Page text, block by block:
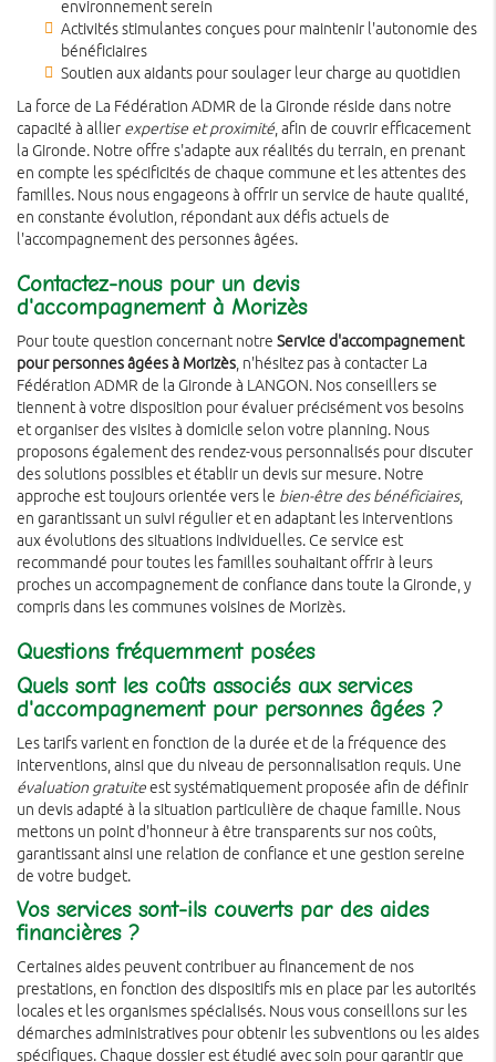
environnement serein
Activités stimulantes conçues pour maintenir l'autonomie des
bénéficiaires
Soutien aux aidants pour soulager leur charge au quotidien
La force de La Fédération ADMR de la Gironde réside dans notre
capacité à allier expertise et proximité, afin de couvrir efficacement
la Gironde. Notre offre s'adapte aux réalités du terrain, en prenant
en compte les spécificités de chaque commune et les attentes des
familles. Nous nous engageons à offrir un service de haute qualité,
en constante évolution, répondant aux défis actuels de
l'accompagnement des personnes âgées.
Contactez-nous pour un devis
d'accompagnement à Morizès
Pour toute question concernant notre Service d'accompagnement
pour personnes âgées à Morizès , n'hésitez pas à contacter La
Fédération ADMR de la Gironde à LANGON. Nos conseillers se
tiennent à votre disposition pour évaluer précisément vos besoins
et organiser des visites à domicile selon votre planning. Nous
proposons également des rendez-vous personnalisés pour discuter
des solutions possibles et établir un devis sur mesure. Notre
approche est toujours orientée vers le bien-être des bénéficiaires,
en garantissant un suivi régulier et en adaptant les interventions
aux évolutions des situations individuelles. Ce service est
recommandé pour toutes les familles souhaitant offrir à leurs
proches un accompagnement de confiance dans toute la Gironde, y
compris dans les communes voisines de Morizès.
Questions fréquemment posées
Quels sont les coûts associés aux services
d'accompagnement pour personnes âgées ?
Les tarifs varient en fonction de la durée et de la fréquence des
interventions, ainsi que du niveau de personnalisation requis. Une
évaluation gratuiteest systématiquement proposée afin de définir
un devis adapté à la situation particulière de chaque famille. Nous
mettons un point d'honneur à être transparents sur nos coûts,
garantissant ainsi une relation de confiance et une gestion sereine
de votre budget.
Vos services sont-ils couverts par des aides
financières ?
Certaines aides peuvent contribuer au financement de nos
prestations, en fonction des dispositifs mis en place par les autorités
locales et les organismes spécialisés. Nous vous conseillons sur les
démarches administratives pour obtenir les subventions ou les aides
spécifiques. Chaque dossier est étudié avec soin pour garantir que